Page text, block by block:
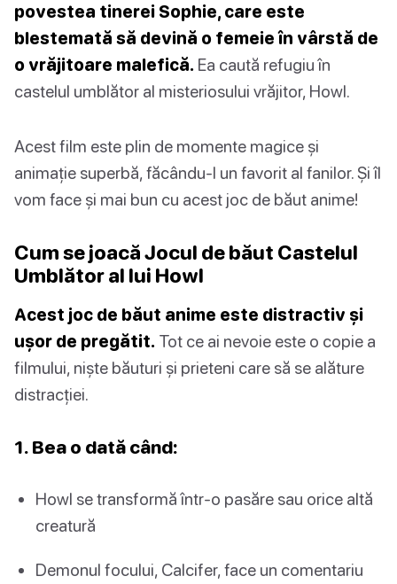
povestea tinerei Sophie, care este
blestemată să devină o femeie în vârstă de
o vrăjitoare malefică. Ea caută refugiu în
castelul umblător al misteriosului vrăjitor, Howl.
Acest film este plin de momente magice și
animație superbă, făcându-l un favorit al fanilor. Și îl
vom face și mai bun cu acest joc de băut anime!
Cum se joacă Jocul de băut Castelul
Umblător al lui Howl
Acest joc de băut anime este distractiv și
ușor de pregătit. Tot ce ai nevoie este o copie a
filmului, niște băuturi și prieteni care să se alăture
distracției.
1. Bea o dată când:
Howl se transformă într-o pasăre sau orice altă
creatură
Demonul focului, Calcifer, face un comentariu